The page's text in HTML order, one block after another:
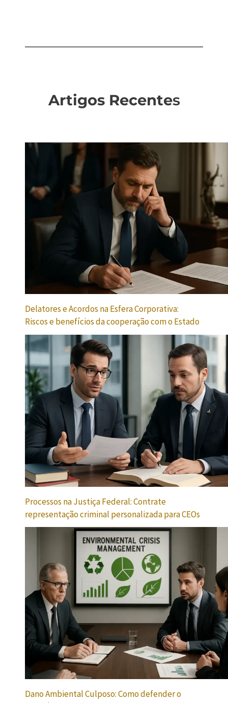
Artigos Recentes
Delatores e Acordos na Esfera Corporativa:
Riscos e benefícios da cooperação com o Estado
Processos na Justiça Federal: Contrate
representação criminal personalizada para CEOs
Dano Ambiental Culposo: Como defender o